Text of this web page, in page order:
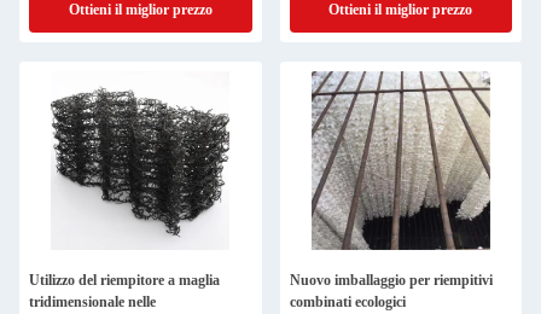
Ottieni il miglior prezzo Ottieni il miglior prezzo
Utilizzo del riempitore a maglia
tridimensionale nelle
Nuovo imballaggio per riempitivi
combinati ecologici